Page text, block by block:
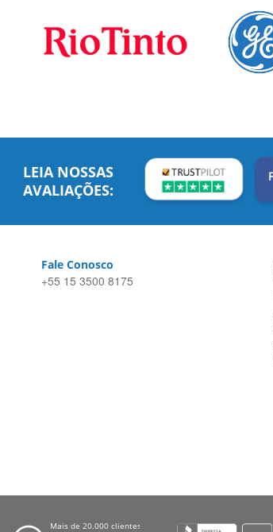
LEIA NOSSAS
AVALIAÇÕES:
Fale Conosco
+55 15 3500 8175